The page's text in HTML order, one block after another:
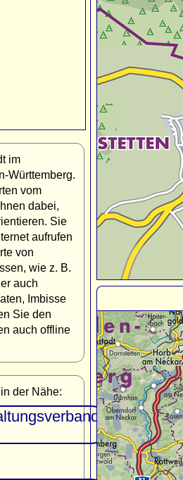
im
Württemberg.
vom
dabei,
Sie
aufrufen
von
wie z. B.
auch
Imbisse
Sie den
auch offline
der Nähe: